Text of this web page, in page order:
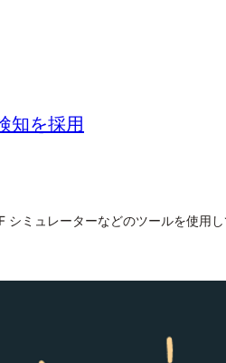
知を採用
ミュレーターなどのツールを使用